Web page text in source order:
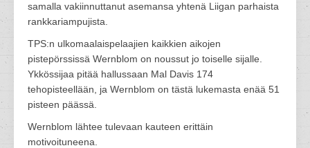
samalla vakiinnuttanut asemansa yhtenä Liigan parhaista
rankkariampujista.
TPS:n ulkomaalaispelaajien kaikkien aikojen
pistepörssissä Wernblom on noussut jo toiselle sijalle.
Ykkössijaa pitää hallussaan Mal Davis 174
tehopisteellään, ja Wernblom on tästä lukemasta enää 51
pisteen päässä.
Wernblom lähtee tulevaan kauteen erittäin
motivoituneena.